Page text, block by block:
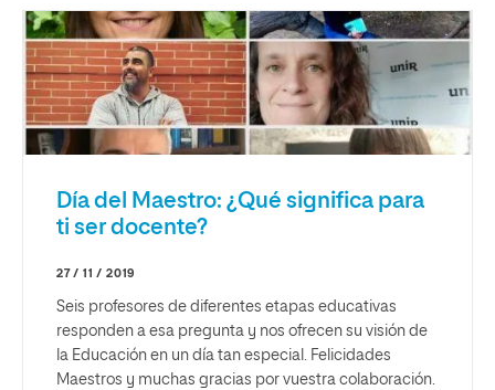
Día del Maestro: ¿Qué significa para
ti ser docente?
27 / 11 / 2019
Seis profesores de diferentes etapas educativas
responden a esa pregunta y nos ofrecen su visión de
la Educación en un día tan especial. Felicidades
Maestros y muchas gracias por vuestra colaboración.